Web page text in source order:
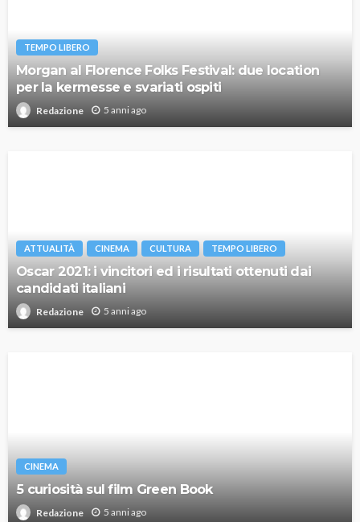
TEMPO LIBERO
Morgan al Florence Folks Festival: due location
per la kermesse e svariati ospiti
Redazione 5 anni ago
ATTUALITÀ CINEMA CULTURA TEMPO LIBERO
Oscar 2021: i vincitori ed i risultati ottenuti dai
candidati italiani
Redazione 5 anni ago
CINEMA
5 curiosità sul film Green Book
Redazione 5 anni ago